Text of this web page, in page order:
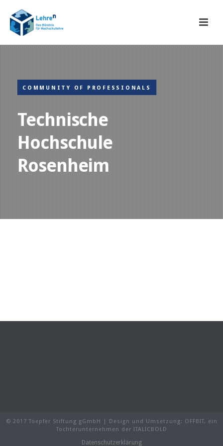
COMMUNITY OF PROFESSIONALS
Technische
Hochschule
Rosenheim
© 2017 Toepfer Stiftung gGmbH | Design und Umsetzung: OFFBIT, ein
Tochterunternehmen der ITALICBOLD
Datenschutzerklärung